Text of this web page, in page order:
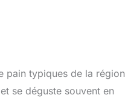
pain typiques de la région
se déguste souvent en